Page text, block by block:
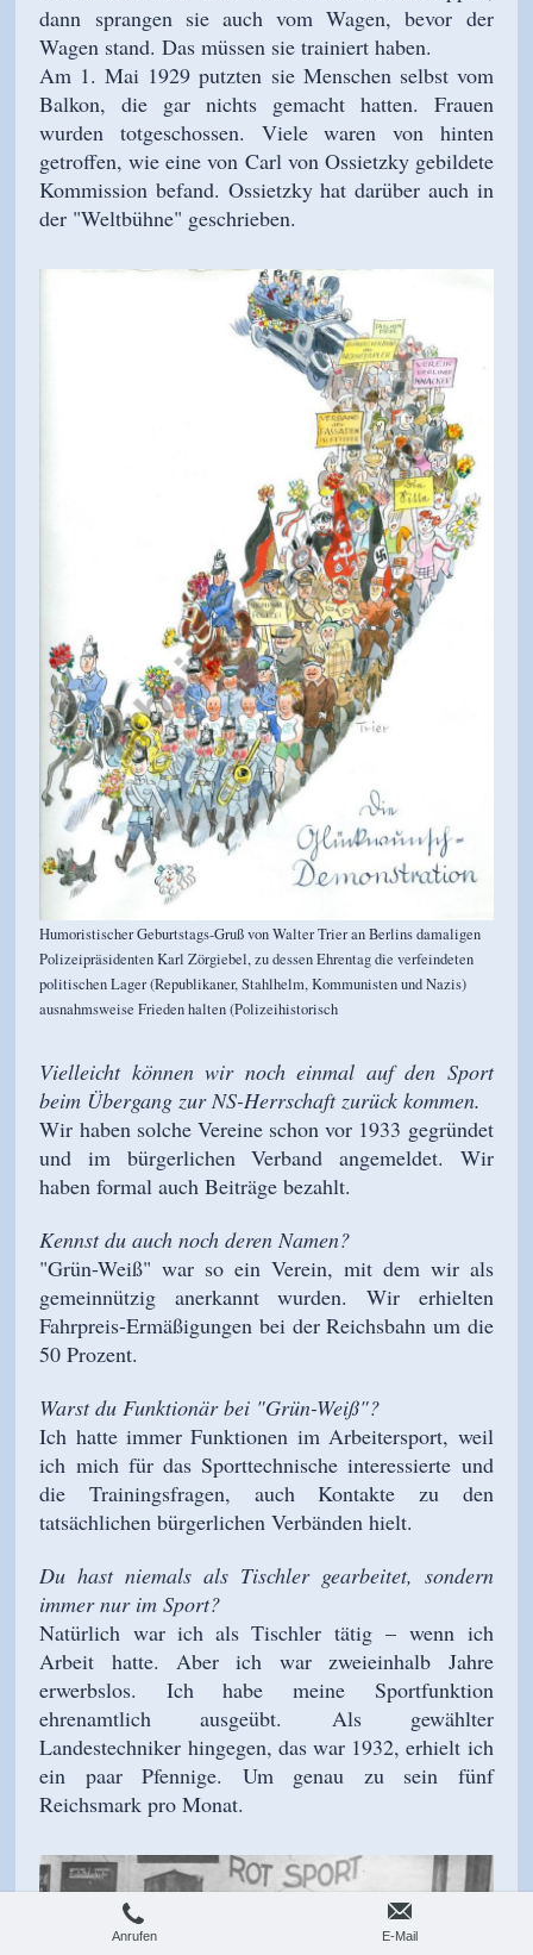
dann sprangen sie auch vom Wagen, bevor der
Wagen stand. Das müssen sie trainiert haben.
Am 1. Mai 1929 putzten sie Menschen selbst vom
Balkon, die gar nichts gemacht hatten. Frauen
wurden totgeschossen. Viele waren von hinten
getroffen, wie eine von Carl von Ossietzky gebildete
Kommission befand. Ossietzky hat darüber auch in
der "Weltbühne" geschrieben.
Humoristischer Geburtstags-Gruß von Walter Trier an Berlins damaligen
Polizeipräsidenten Karl Zörgiebel, zu dessen Ehrentag die verfeindeten
politischen Lager (Republikaner, Stahlhelm, Kommunisten und Nazis)
ausnahmsweise Frieden halten (Polizeihistorisch
Vielleicht können wir noch einmal auf den Sport
beim Übergang zur NS-Herrschaft zurück kommen.
Wir haben solche Vereine schon vor 1933 gegründet
und im bürgerlichen Verband angemeldet. Wir
haben formal auch Beiträge bezahlt.
Kennst du auch noch deren Namen?
"Grün-Weiß" war so ein Verein, mit dem wir als
gemeinnützig anerkannt wurden. Wir erhielten
Fahrpreis-Ermäßigungen bei der Reichsbahn um die
50 Prozent.
Warst du Funktionär bei "Grün-Weiß"?
Ich hatte immer Funktionen im Arbeitersport, weil
ich mich für das Sporttechnische interessierte und
die Trainingsfragen, auch Kontakte zu den
tatsächlichen bürgerlichen Verbänden hielt.
Du hast niemals als Tischler gearbeitet, sondern
immer nur im Sport?
Natürlich war ich als Tischler tätig–wenn ich
Arbeit hatte. Aber ich war zweieinhalb Jahre
erwerbslos. Ich habe meine Sportfunktion
ehrenamtlich ausgeübt. Als gewählter
Landestechniker hingegen, das war 1932, erhielt ich
ein paar Pfennige. Um genau zu sein fünf
Reichsmark pro Monat.
Anrufen E-Mail